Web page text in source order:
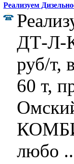
Реализуем
ДТ-Л-
руб/т,
60 т,
любо